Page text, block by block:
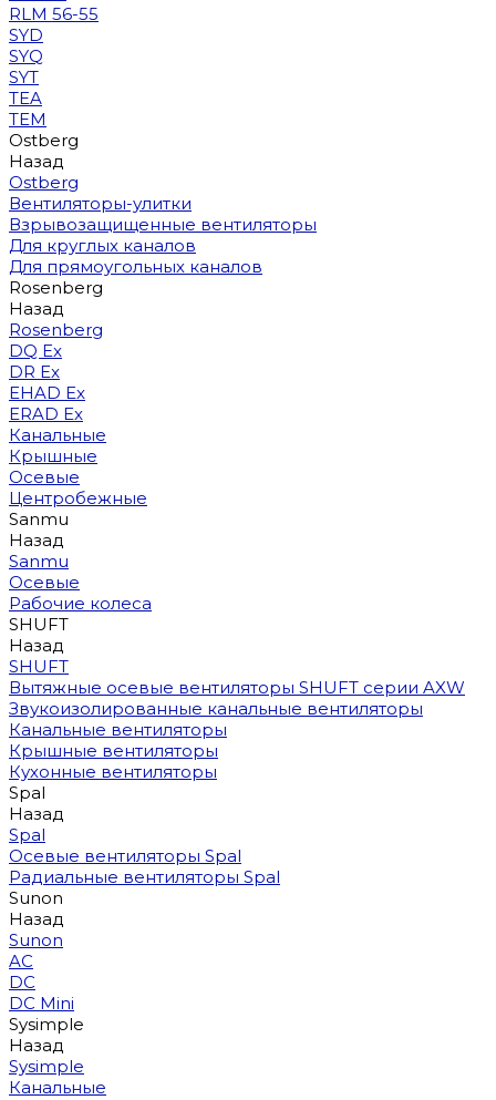
RLM 56-55
SYD
SYQ
SYT
TEA
TEM
Ostberg
Назад
Ostberg
Вентиляторы-улитки
Взрывозащищенные вентиляторы
Для круглых каналов
Для прямоугольных каналов
Rosenberg
Назад
Rosenberg
DQ Ex
DR Ex
EHAD Ex
ERAD Ex
Канальные
Крышные
Осевые
Центробежные
Sanmu
Назад
Sanmu
Осевые
Рабочие колеса
SHUFT
Назад
SHUFT
Вытяжные осевые вентиляторы SHUFT серии AXW
Звукоизолированные канальные вентиляторы
Канальные вентиляторы
Крышные вентиляторы
Кухонные вентиляторы
Spal
Назад
Spal
Осевые вентиляторы Spal
Радиальные вентиляторы Spal
Sunon
Назад
Sunon
AC
DC
DC Mini
Sysimple
Назад
Sysimple
Канальные